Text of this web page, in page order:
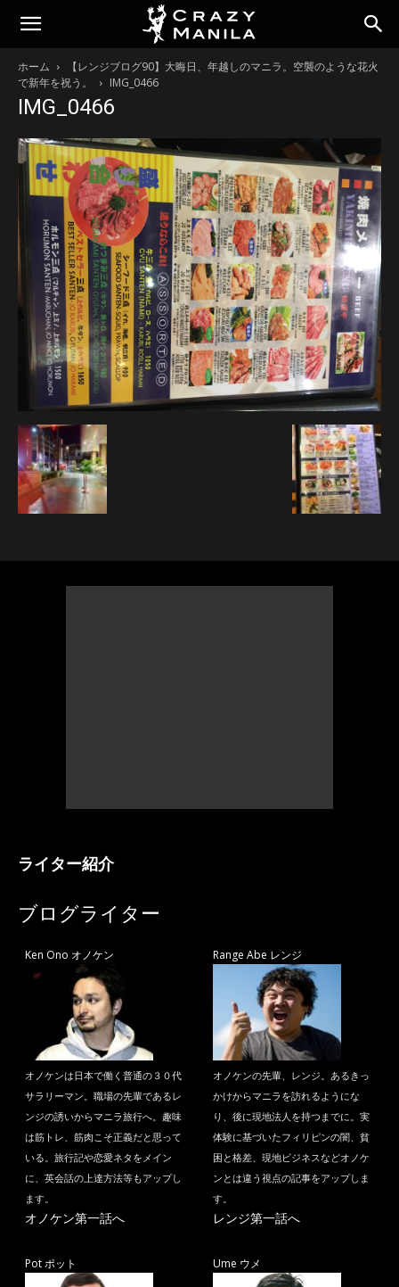
ホーム
【レンジブログ90】大晦日、年越しのマニラ。空襲のような花火
で新年を祝う。
IMG_0466
IMG_0466
ライター紹介
ブログライター
Ken Ono オノケン
オノケンは日本で働く普通の３０代
サラリーマン。職場の先輩であるレ
ンジの誘いからマニラ旅行へ。趣味
は筋トレ、筋肉こそ正義だと思って
いる。旅行記や恋愛ネタをメイン
に、英会話の上達方法等もアップし
ます。
オノケン第一話へ
Range Abe レンジ
オノケンの先輩、レンジ。あるきっ
かけからマニラを訪れるようにな
り、後に現地法人を持つまでに。実
体験に基づいたフィリピンの闇、貧
困と格差、現地ビジネスなどオノケ
ンとは違う視点の記事をアップしま
す。
レンジ第一話へ
Pot ポット Ume ウメ